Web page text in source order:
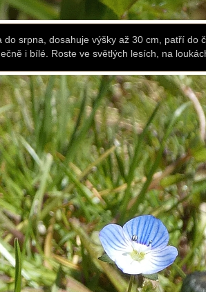
do srpna, dosahuje výšky až 30 cm, patří do
i bílé. Roste ve světlých lesích, na